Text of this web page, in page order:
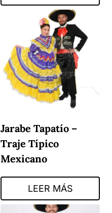
Jarabe Tapatío –
Traje Típico
Mexicano
LEER MÁS